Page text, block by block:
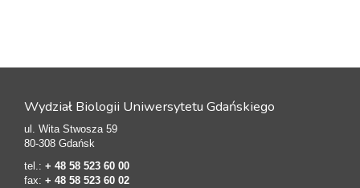
Wydział Biologii Uniwersytetu Gdańskiego
ul. Wita Stwosza 59
80-308 Gdańsk
tel.: + 48 58 523 60 00
fax: + 48 58 523 60 02